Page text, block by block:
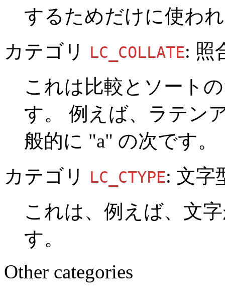
するためだけに使わ
カテゴリ
LC_COLLATE: 照
これは比較とソート
す。 例えば、ラテン
般的に "a" の次です。
カテゴリ
LC_CTYPE: 文字
これは、例えば、文
す。
Other categories